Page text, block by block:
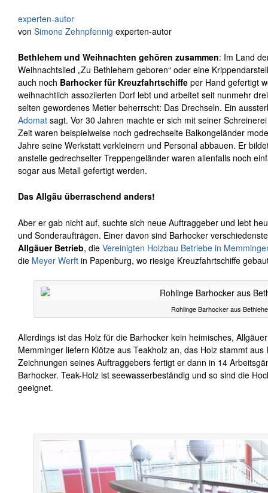
experten-autor
von Simone Zehnpfennig experten-autor
Bethlehem und Weihnachten gehören zusammen: Im Land
Weihnachtslied „Zu Bethlehem geboren“ oder eine
auch noch Barhocker für Kreuzfahrtschiffe per Hand gefertigt
weihnachtlich assoziierten Dorf lebt und arbeitet seit nunmehr
selten gewordenes Metier beherrscht: Das Drechseln. Ein
Adomat sagt. Vor 30 Jahren machte er sich mit seiner
Zeit waren beispielweise noch gedrechselte Balkongeländer
Jahre seine Werkstatt verkleinern und Personal abbauen. Er
anstelle gedrechselter Treppengeländer waren allenfalls noch
sogar aus Metall gefertigt werden.
Das Allgäu überraschend anders!
Aber er gab nicht auf, suchte sich neue Auftraggeber und lebt
und Sonderaufträgen. Einer davon sind Barhocker
Allgäuer Betrieb, die Vereinigten Holzbau Betriebe in
die Meyer Werft in Papenburg, wo riesige Kreuzfahrtschiffe
Rohlinge Barhocker aus
Allerdings ist das Holz für die Barhocker kein heimisches,
Memminger liefern Klötze aus Teakholz an, das Holz stammt
Zeichnungen seines Auftraggebers fertigt er dann in 14
Barhocker. Teak-Holz ist seewasserbeständig und so sind die
geeignet.